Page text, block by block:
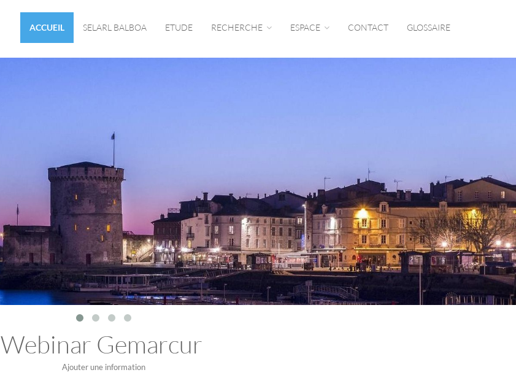
ACCUEIL SELARL BALBOA ETUDE RECHERCHE ESPACE CONTACT GLOSSAIRE
Webinar Gemarcur
Ajouter une information